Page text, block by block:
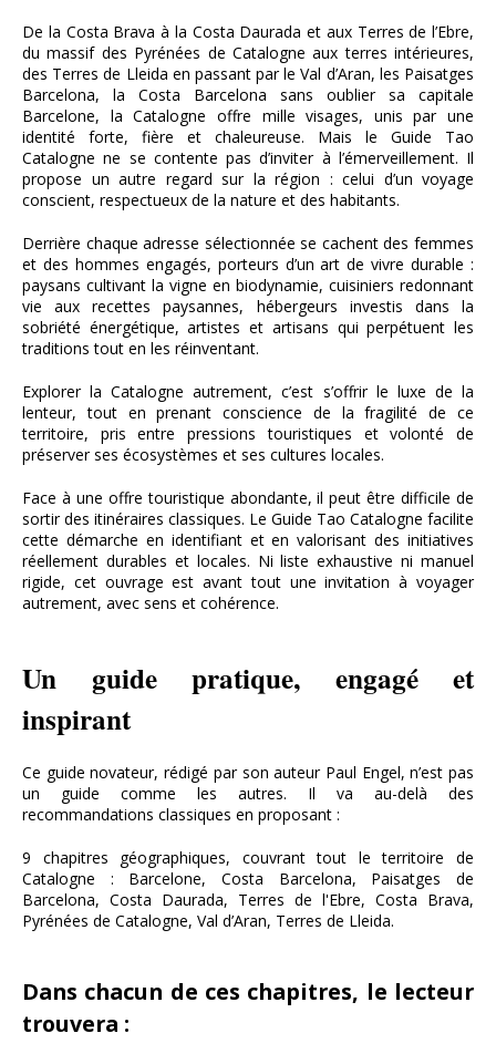
De la Costa Brava à la Costa Daurada et aux Terres de l’Ebre,
du massif des Pyrénées de Catalogne aux terres intérieures,
des Terres de Lleida en passant par le Val d’Aran, les Paisatges
Barcelona, la Costa Barcelona sans oublier sa capitale
Barcelone, la Catalogne offre mille visages, unis par une
identité forte, fière et chaleureuse. Mais le Guide Tao
Catalogne ne se contente pas d’inviter à l’émerveillement. Il
propose un autre regard sur la région : celui d’un voyage
conscient, respectueux de la nature et des habitants.
Derrière chaque adresse sélectionnée se cachent des femmes
et des hommes engagés, porteurs d’un art de vivre durable :
paysans cultivant la vigne en biodynamie, cuisiniers redonnant
vie aux recettes paysannes, hébergeurs investis dans la
sobriété énergétique, artistes et artisans qui perpétuent les
traditions tout en les réinventant.
Explorer la Catalogne autrement, c’est s’offrir le luxe de la
lenteur, tout en prenant conscience de la fragilité de ce
territoire, pris entre pressions touristiques et volonté de
préserver ses écosystèmes et ses cultures locales.
Face à une offre touristique abondante, il peut être difficile de
sortir des itinéraires classiques. Le Guide Tao Catalogne facilite
cette démarche en identifiant et en valorisant des initiatives
réellement durables et locales. Ni liste exhaustive ni manuel
rigide, cet ouvrage est avant tout une invitation à voyager
autrement, avec sens et cohérence.
Un guide pratique, engagé et
inspirant
Ce guide novateur, rédigé par son auteur Paul Engel, n’est pas
un guide comme les autres. Il va au-delà des
recommandations classiques en proposant :
9 chapitres géographiques, couvrant tout le territoire de
Catalogne : Barcelone, Costa Barcelona, Paisatges de
Barcelona, Costa Daurada, Terres de l'Ebre, Costa Brava,
Pyrénées de Catalogne, Val d’Aran, Terres de Lleida.
Dans chacun de ces chapitres, le lecteur
trouvera :